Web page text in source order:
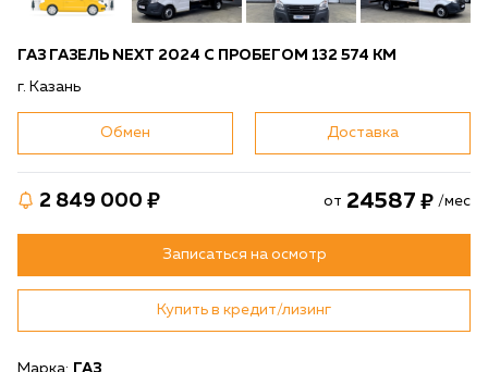
ГАЗ ГАЗЕЛЬ NEXT 2024 С ПРОБЕГОМ 132 574 КМ
г. Казань
Обмен Доставка
2 849 000 от 24587 /мес
Записаться на осмотр
Купить в кредит/лизинг
Марка: ГАЗ